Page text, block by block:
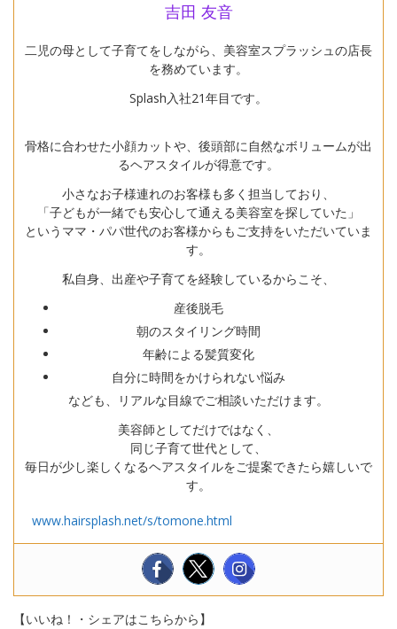
吉田 友音
二児の母として子育てをしながら、美容室スプラッシュの店長
を務めています。
Splash入社21年目です。
骨格に合わせた小顔カットや、後頭部に自然なボリュームが出
るヘアスタイルが得意です。
小さなお子様連れのお客様も多く担当しており、
「子どもが一緒でも安心して通える美容室を探していた」
というママ・パパ世代のお客様からもご支持をいただいていま
す。
私自身、出産や子育てを経験しているからこそ、
産後脱毛
朝のスタイリング時間
年齢による髪質変化
自分に時間をかけられない悩み
なども、リアルな目線でご相談いただけます。
美容師としてだけではなく、
同じ子育て世代として、
毎日が少し楽しくなるヘアスタイルをご提案できたら嬉しいで
す。
www.hairsplash.net/s/tomone.html
【いいね！・シェアはこちらから】